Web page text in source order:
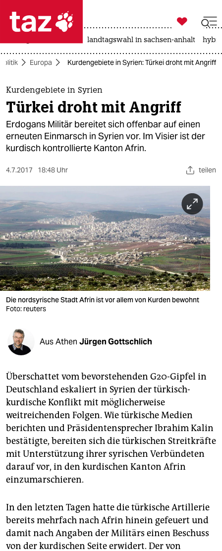
 taz zahl ich
taz zahl ich
themen
politik
öko
sport
berlin
nord
wahrheit
verlag
verlag
veranstaltungen
shop
unterstützen
abo
genossenschaft
epaper login

taz zahl ich
landtagswahl in sachsen-anhalt
Europa Kurdengebiete in Syrien: Türkei droht mit Angriff
Kurdengebiete in Syrien
Türkei droht mit Angriff
Erdogans Militär bereitet sich offenbar auf einen
erneuten Einmarsch in Syrien vor. Im Visier ist der
kurdisch kontrollierte Kanton Afrin.
4.7.2017 18:48 Uhr teilen
Die nordsyrische Stadt Afrin ist vor allem von Kurden bewohnt
Foto: reuters
Aus Athen Jürgen Gottschlich
Überschattet vom bevorstehenden G20-Gipfel in
Deutschland eskaliert in Syrien der türkisch-
kurdische Konflikt mit möglicherweise
weitreichenden Folgen. Wie türkische Medien
berichten und Präsidentensprecher Ibrahim Kalin
bestätigte, bereiten sich die türkischen Streitkräfte
mit Unterstützung ihrer syrischen Verbündeten
darauf vor, in den kurdischen Kanton Afrin
einzumarschieren.
In den letzten Tagen hatte die türkische Artillerie
bereits mehrfach nach Afrin hinein gefeuert und
damit nach Angaben der Militärs einen Beschuss
von der kurdischen Seite erwidert. Der von